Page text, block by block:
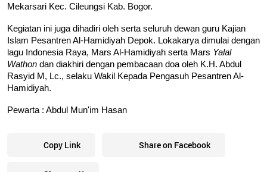
Mekarsari Kec. Cileungsi Kab. Bogor.
Kegiatan ini juga dihadiri oleh serta seluruh dewan guru Kajian
Islam Pesantren Al-Hamidiyah Depok. Lokakarya dimulai dengan
lagu Indonesia Raya, Mars Al-Hamidiyah serta Mars Yalal
Wathon dan diakhiri dengan pembacaan doa oleh K.H. Abdul
Rasyid M, Lc., selaku Wakil Kepada Pengasuh Pesantren Al-
Hamidiyah.
Pewarta : Abdul Mun'im Hasan
Copy Link Share on Facebook